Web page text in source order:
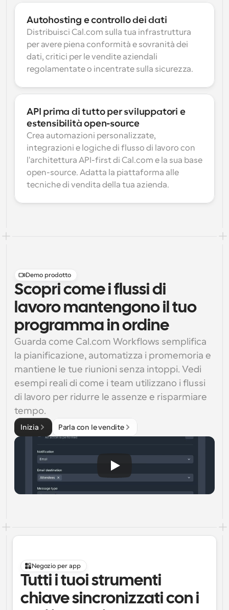
Autohosting e controllo dei dati
Distribuisci Cal.com sulla tua infrastruttura
per avere piena conformità e sovranità dei
dati, critici per le vendite aziendali
regolamentate o incentrate sulla sicurezza.
API prima di tutto per sviluppatori e
estensibilità open-source
Crea automazioni personalizzate,
integrazioni e logiche di flusso di lavoro con
l'architettura API-first di Cal.com e la sua base
open-source. Adatta la piattaforma alle
tecniche di vendita della tua azienda.
Demo prodotto
Scopri come i flussi di
lavoro mantengono il tuo
programma in ordine
Guarda come Cal.com Workflows semplifica
la pianificazione, automatizza i promemoria e
mantiene le tue riunioni senza intoppi. Vedi
esempi reali di come i team utilizzano i flussi
di lavoro per ridurre le assenze e risparmiare
tempo.
Inizia Parla con le vendite
Negozio per app
Tutti i tuoi strumenti
chiave sincronizzati con i